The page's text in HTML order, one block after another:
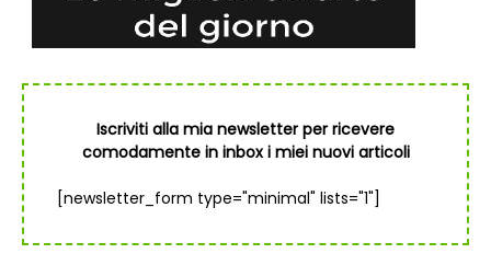
Iscriviti alla mia newsletter per ricevere
comodamente in inbox i miei nuovi articoli
[newsletter_form type="minimal" lists="1"]